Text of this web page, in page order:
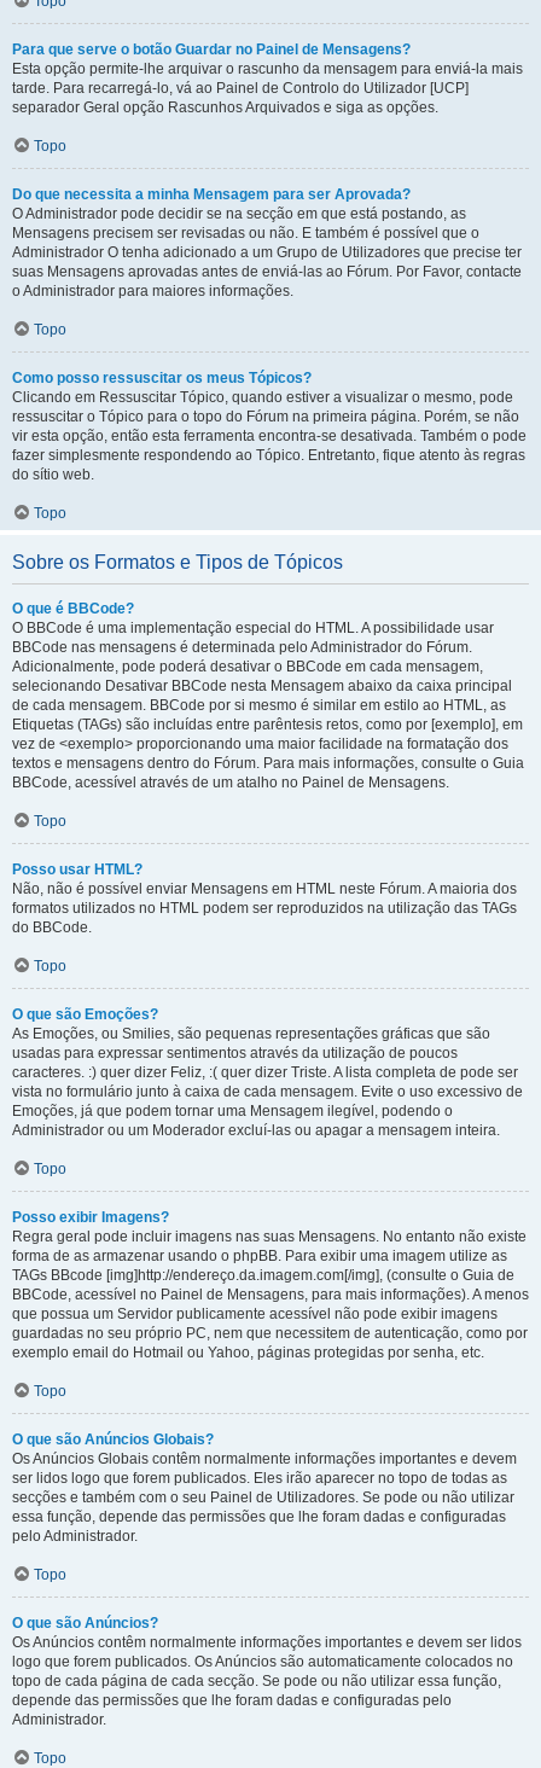
Para que serve o botão Guardar no Painel de Mensagens?
Esta opção permite-lhe arquivar o rascunho da mensagem para enviá-la mais
tarde. Para recarregá-lo, vá ao Painel de Controlo do Utilizador [UCP]
separador Geral opção Rascunhos Arquivados e siga as opções.
Topo
Do que necessita a minha Mensagem para ser Aprovada?
O Administrador pode decidir se na secção em que está postando, as
Mensagens precisem ser revisadas ou não. E também é possível que o
Administrador O tenha adicionado a um Grupo de Utilizadores que precise ter
suas Mensagens aprovadas antes de enviá-las ao Fórum. Por Favor, contacte
o Administrador para maiores informações.
Topo
Como posso ressuscitar os meus Tópicos?
Clicando em Ressuscitar Tópico, quando estiver a visualizar o mesmo, pode
ressuscitar o Tópico para o topo do Fórum na primeira página. Porém, se não
vir esta opção, então esta ferramenta encontra-se desativada. Também o pode
fazer simplesmente respondendo ao Tópico. Entretanto, fique atento às regras
do sítio web.
Topo
Sobre os Formatos e Tipos de Tópicos
O que é BBCode?
O BBCode é uma implementação especial do HTML. A possibilidade usar
BBCode nas mensagens é determinada pelo Administrador do Fórum.
Adicionalmente, pode poderá desativar o BBCode em cada mensagem,
selecionando Desativar BBCode nesta Mensagem abaixo da caixa principal
de cada mensagem. BBCode por si mesmo é similar em estilo ao HTML, as
Etiquetas (TAGs) são incluídas entre parêntesis retos, como por [exemplo], em
vez de <exemplo> proporcionando uma maior facilidade na formatação dos
textos e mensagens dentro do Fórum. Para mais informações, consulte o Guia
BBCode, acessível através de um atalho no Painel de Mensagens.
Topo
Posso usar HTML?
Não, não é possível enviar Mensagens em HTML neste Fórum. A maioria dos
formatos utilizados no HTML podem ser reproduzidos na utilização das TAGs
do BBCode.
Topo
O que são Emoções?
As Emoções, ou Smilies, são pequenas representações gráficas que são
usadas para expressar sentimentos através da utilização de poucos
caracteres. :) quer dizer Feliz, :( quer dizer Triste. A lista completa de pode ser
vista no formulário junto à caixa de cada mensagem. Evite o uso excessivo de
Emoções, já que podem tornar uma Mensagem ilegível, podendo o
Administrador ou um Moderador excluí-las ou apagar a mensagem inteira.
Topo
Posso exibir Imagens?
Regra geral pode incluir imagens nas suas Mensagens. No entanto não existe
forma de as armazenar usando o phpBB. Para exibir uma imagem utilize as
TAGs BBcode [img]http://endereço.da.imagem.com[/img], (consulte o Guia de
BBCode, acessível no Painel de Mensagens, para mais informações). A menos
que possua um Servidor publicamente acessível não pode exibir imagens
guardadas no seu próprio PC, nem que necessitem de autenticação, como por
exemplo email do Hotmail ou Yahoo, páginas protegidas por senha, etc.
Topo
O que são Anúncios Globais?
Os Anúncios Globais contêm normalmente informações importantes e devem
ser lidos logo que forem publicados. Eles irão aparecer no topo de todas as
secções e também com o seu Painel de Utilizadores. Se pode ou não utilizar
essa função, depende das permissões que lhe foram dadas e configuradas
pelo Administrador.
Topo
O que são Anúncios?
Os Anúncios contêm normalmente informações importantes e devem ser lidos
logo que forem publicados. Os Anúncios são automaticamente colocados no
topo de cada página de cada secção. Se pode ou não utilizar essa função,
depende das permissões que lhe foram dadas e configuradas pelo
Administrador.
Topo